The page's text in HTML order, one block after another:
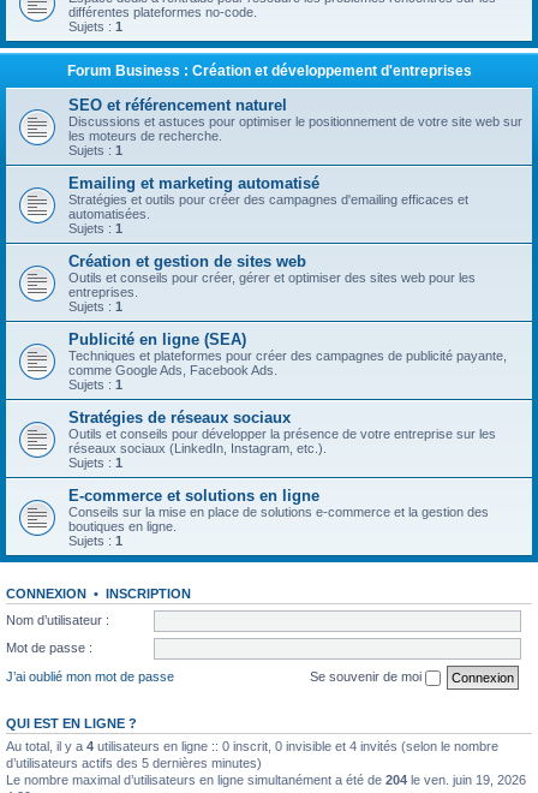
différentes plateformes no-code.
Sujets : 1
Forum Business : Création et développement d'entreprises
SEO et référencement naturel
Discussions et astuces pour optimiser le positionnement de votre site web sur
les moteurs de recherche.
Sujets : 1
Emailing et marketing automatisé
Stratégies et outils pour créer des campagnes d'emailing efficaces et
automatisées.
Sujets : 1
Création et gestion de sites web
Outils et conseils pour créer, gérer et optimiser des sites web pour les
entreprises.
Sujets : 1
Publicité en ligne (SEA)
Techniques et plateformes pour créer des campagnes de publicité payante,
comme Google Ads, Facebook Ads.
Sujets : 1
Stratégies de réseaux sociaux
Outils et conseils pour développer la présence de votre entreprise sur les
réseaux sociaux (LinkedIn, Instagram, etc.).
Sujets : 1
E-commerce et solutions en ligne
Conseils sur la mise en place de solutions e-commerce et la gestion des
boutiques en ligne.
Sujets : 1
CONNEXION • INSCRIPTION
Nom d’utilisateur :
Mot de passe :
J’ai oublié mon mot de passe
Se souvenir de moi
QUI EST EN LIGNE ?
Au total, il y a 4 utilisateurs en ligne :: 0 inscrit, 0 invisible et 4 invités (selon le nombre
d’utilisateurs actifs des 5 dernières minutes)
Le nombre maximal d’utilisateurs en ligne simultanément a été de 204 le ven. juin 19, 2026